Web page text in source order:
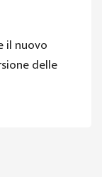
il nuovo
delle